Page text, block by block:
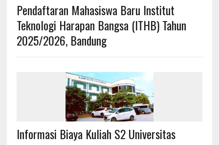
Pendaftaran Mahasiswa Baru Institut
Teknologi Harapan Bangsa (ITHB) Tahun
2025/2026, Bandung
Informasi Biaya Kuliah S2 Universitas